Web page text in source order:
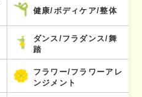
健康/ボディケア/整体
ダンス/フラダンス/舞
踏
フラワー/フラワーアレ
ンジメント